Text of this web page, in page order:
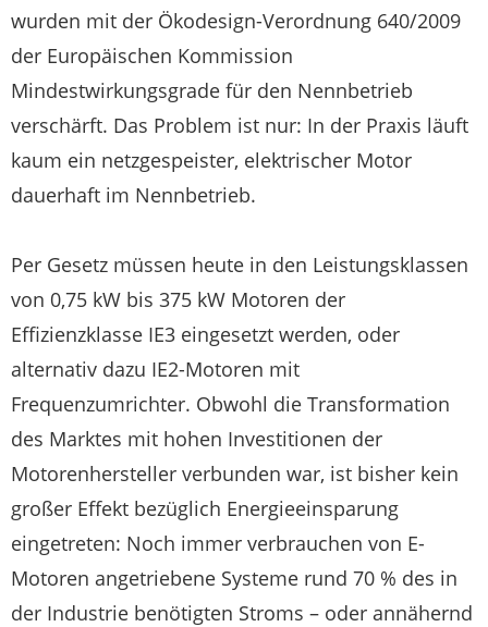
wurden mit der Ökodesign-Verordnung 640/2009
der Europäischen Kommission
Mindestwirkungsgrade für den Nennbetrieb
verschärft. Das Problem ist nur: In der Praxis läuft
kaum ein netzgespeister, elektrischer Motor
dauerhaft im Nennbetrieb.
Per Gesetz müssen heute in den Leistungsklassen
von 0,75 kW bis 375 kW Motoren der
Effizienzklasse IE3 eingesetzt werden, oder
alternativ dazu IE2-Motoren mit
Frequenzumrichter. Obwohl die Transformation
des Marktes mit hohen Investitionen der
Motorenhersteller verbunden war, ist bisher kein
großer Effekt bezüglich Energieeinsparung
eingetreten: Noch immer verbrauchen von E-
Motoren angetriebene Systeme rund 70 % des in
der Industrie benötigten Stroms – oder annähernd